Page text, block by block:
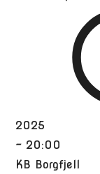
2025
- 20:00
KB Borgfjell